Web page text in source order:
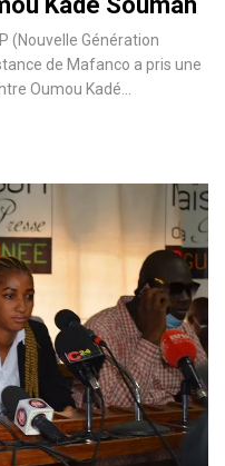
(Nouvelle Génération
de Mafanco a pris une
Oumou Kadé